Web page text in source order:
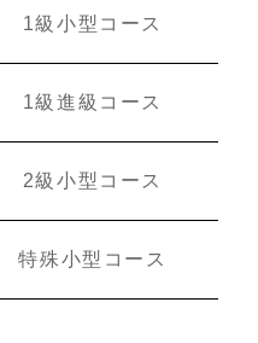
1級小型コース
1級進級コース
2級小型コース
特殊小型コース